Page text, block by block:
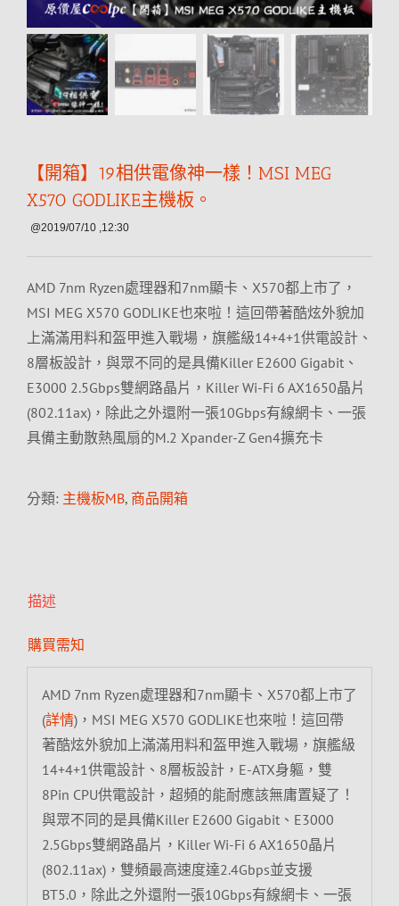
【開箱】19相供電像神一樣！MSI MEG
X570 GODLIKE主機板。
@2019/07/10 ,12:30
AMD 7nm Ryzen處理器和7nm顯卡、X570都上市了，
MSI MEG X570 GODLIKE也來啦！這回帶著酷炫外貌加
上滿滿用料和盔甲進入戰場，旗艦級14+4+1供電設計、
8層板設計，與眾不同的是具備Killer E2600 Gigabit、
E3000 2.5Gbps雙網路晶片，Killer Wi-Fi 6 AX1650晶片
(802.11ax)，除此之外還附一張10Gbps有線網卡、一張
具備主動散熱風扇的M.2 Xpander-Z Gen4擴充卡
分類: 主機板MB, 商品開箱
描述
購買需知
AMD 7nm Ryzen處理器和7nm顯卡、X570都上市了
(詳情)，MSI MEG X570 GODLIKE也來啦！這回帶
著酷炫外貌加上滿滿用料和盔甲進入戰場，旗艦級
14+4+1供電設計、8層板設計，E-ATX身軀，雙
8Pin CPU供電設計，超頻的能耐應該無庸置疑了！
與眾不同的是具備Killer E2600 Gigabit、E3000
2.5Gbps雙網路晶片，Killer Wi-Fi 6 AX1650晶片
(802.11ax)，雙頻最高速度達2.4Gbps並支援
BT5.0，除此之外還附一張10Gbps有線網卡、一張